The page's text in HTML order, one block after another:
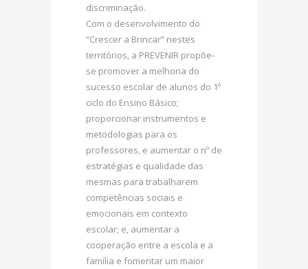
discriminação.
Com o desenvolvimento do
“Crescer a Brincar” nestes
territórios, a PREVENIR propõe-
se promover a melhoria do
sucesso escolar de alunos do 1º
ciclo do Ensino Básico;
proporcionar instrumentos e
metodologias para os
professores, e aumentar o nº de
estratégias e qualidade das
mesmas para trabalharem
competências sociais e
emocionais em contexto
escolar; e, aumentar a
cooperação entre a escola e a
família e fomentar um maior